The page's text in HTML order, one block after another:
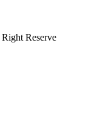
Reserve